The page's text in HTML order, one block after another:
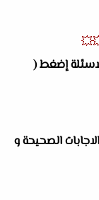
إضغط (
الصحيحة و